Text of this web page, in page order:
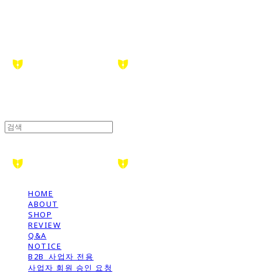
HOME
ABOUT
SHOP
REVIEW
Q&A
NOTICE
B2B_사업자 전용
사업자 회원 승인 요청